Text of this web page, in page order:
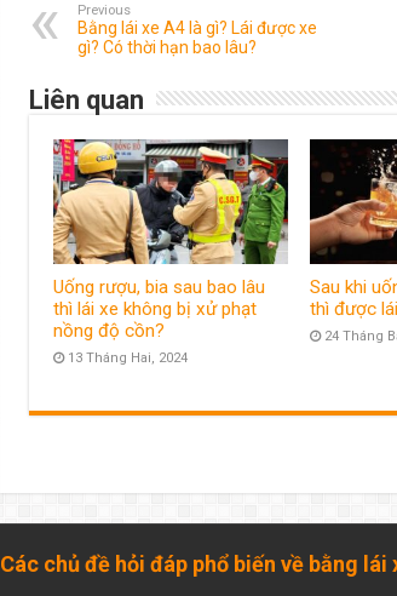
Previous
Bằng lái xe A4 là gì? Lái được xe
gì? Có thời hạn bao lâu?
Liên quan
Uống rượu, bia sau bao lâu
thì lái xe không bị xử phạt
nồng độ cồn?
13 Tháng Hai, 2024
Sau khi
thì được
24 Tháng
Các chủ đề hỏi đáp phổ biến về bằng lái